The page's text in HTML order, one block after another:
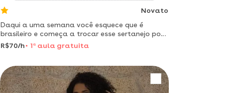
Novato
Daqui a uma semana você esquece que é
brasileiro e começa a trocar esse sertanejo por
um reggaeton kkk. vente y aprende conmigo
R$70/h 1 aaula gratuita